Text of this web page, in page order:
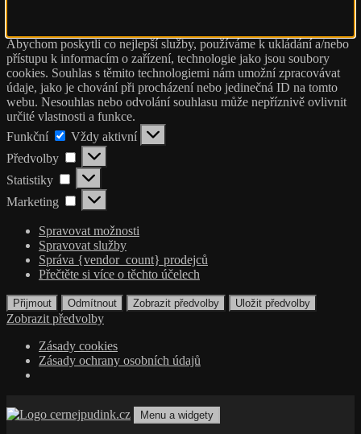
Abychom poskytli co nejlepší služby, používáme k ukládání a/nebo
přístupu k informacím o zařízení, technologie jako jsou soubory
cookies. Souhlas s těmito technologiemi nám umožní zpracovávat
údaje, jako je chování při procházení nebo jedinečná ID na tomto
webu. Nesouhlas nebo odvolání souhlasu může nepříznivě ovlivnit
určité vlastnosti a funkce.
Funkční
Funkční
Vždy aktivní
Předvolby
Předvolby
Statistiky Statistiky
Marketing Marketing
Spravovat možnosti
Spravovat služby
Správa {vendor_count} prodejců
Přečtěte si více o těchto účelech
Přijmout Odmítnout Zobrazit předvolby Uložit předvolby
Zobrazit předvolby
Zásady cookies
Zásady ochrany osobních údajů
k
Menu a widgety